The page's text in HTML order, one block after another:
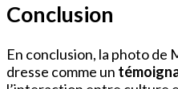
Conclusion
En conclusion, la photo de
dresse comme un